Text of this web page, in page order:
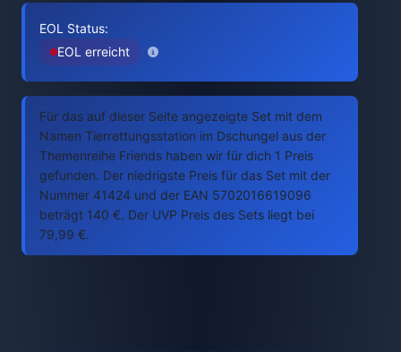
EOL Status:
EOL erreicht
Für das auf dieser Seite angezeigte Set mit dem
Namen Tierrettungsstation im Dschungel aus der
Themenreihe Friends haben wir für dich 1 Preis
gefunden. Der niedrigste Preis für das Set mit der
Nummer 41424 und der EAN 5702016619096
beträgt 140 €. Der UVP Preis des Sets liegt bei
79,99 €.